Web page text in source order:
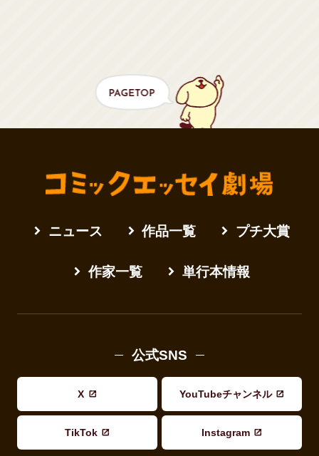
ニュース 作品一覧 プチ大賞
作家一覧 単行本情報
公式SNS
X YouTubeチャンネル
TikTok Instagram